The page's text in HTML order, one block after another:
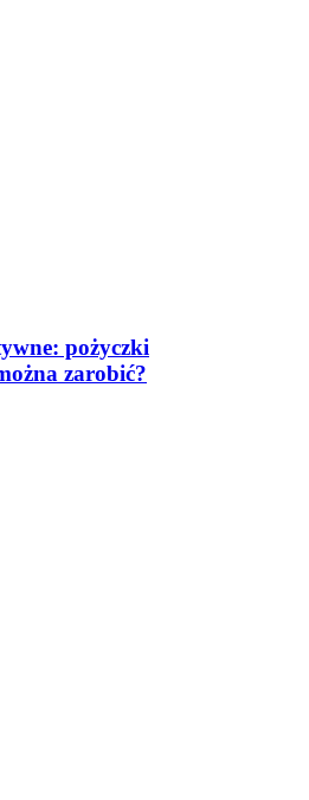
pożyczki
zarobić?